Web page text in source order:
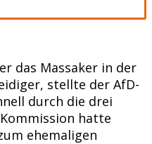
das Massaker in der
stellte der AfD-
durch die drei
hatte
ehemaligen